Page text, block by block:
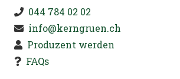
044 784 02 02
info@kerngruen.ch
Produzent werden
FAQs